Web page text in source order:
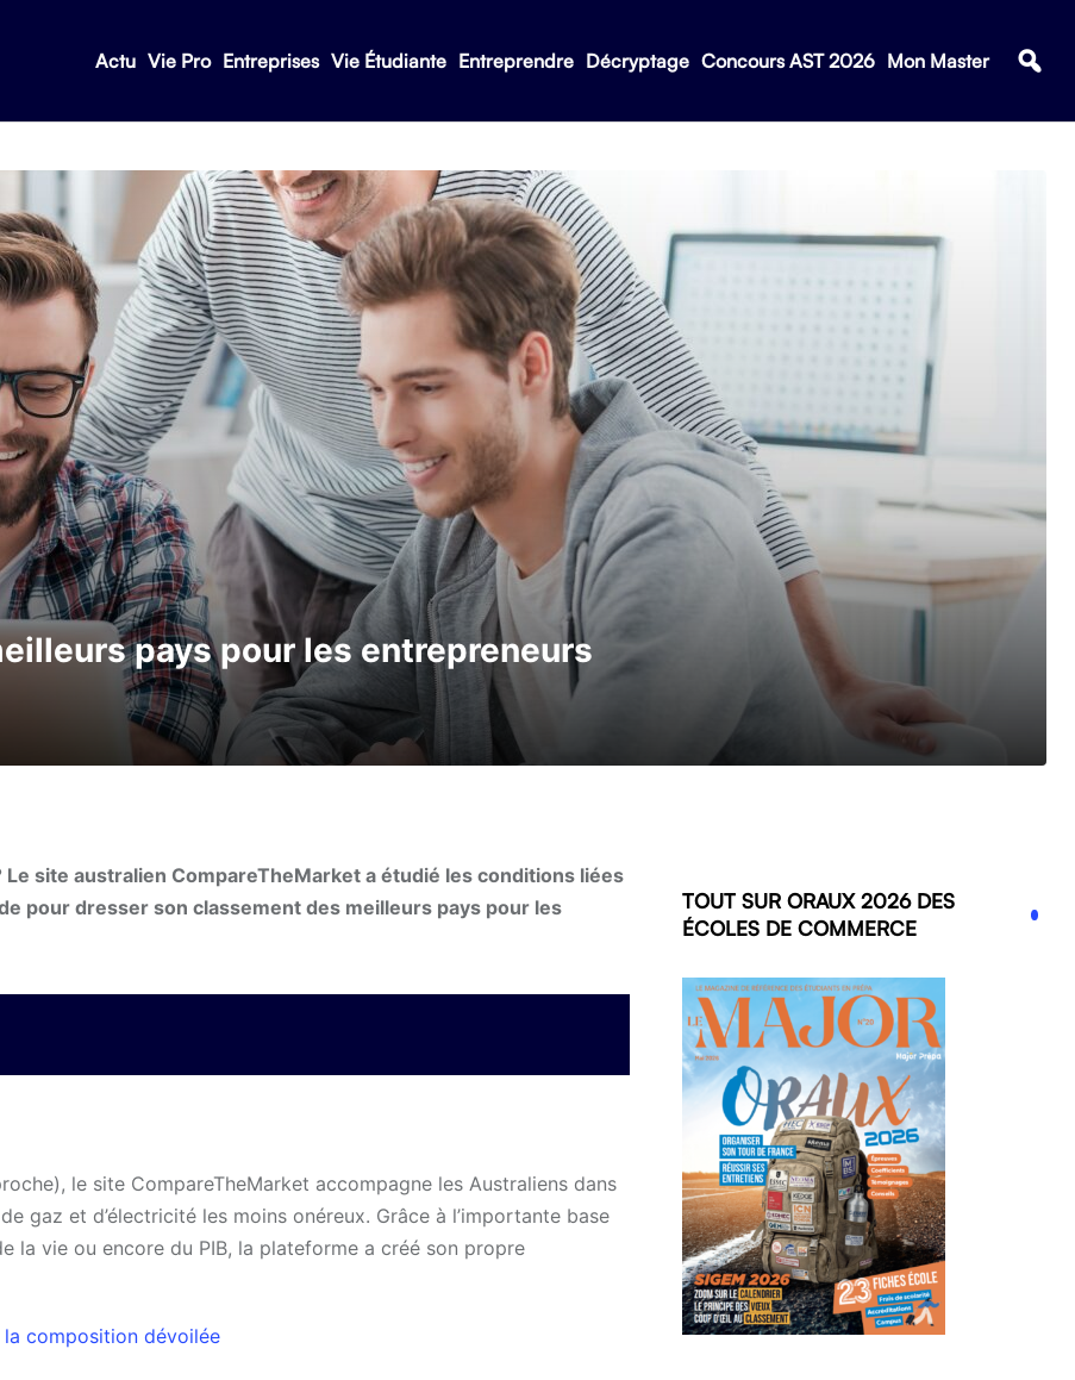
Actu Vie Pro Entreprises Vie Étudiante Entreprendre Décryptage Concours AST 2026 Mon Master
pays pour les entrepreneurs
site australien CompareTheMarket a étudié les conditions liées
pour dresser son classement des meilleurs pays pour les
le site CompareTheMarket accompagne les Australiens dans
gaz et d’électricité les moins onéreux. Grâce à l’importante base
la vie ou encore du PIB, la plateforme a créé son propre
la composition dévoilée
TOUT SUR ORAUX 2026 DES
ÉCOLES DE COMMERCE